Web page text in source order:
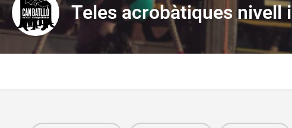
Teles acrobàtiques nivell